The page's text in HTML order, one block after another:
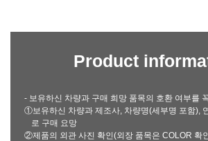
Product
- 보유하신 차량과 구매 희망 품목의 호환 여부를
①보유하신 차량과 제조사, 차량명(세부명 포함),
로 구매 요망
②제품의 외관 사진 확인(외장 품목은 COLOR 확